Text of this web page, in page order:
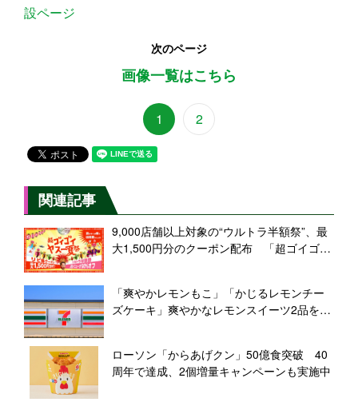
設ページ
次のページ
画像一覧はこちら
1 2
関連記事
9,000店舗以上対象の“ウルトラ半額祭”、最
大1,500円分のクーポン配布 「超ゴイゴイ
「爽やかレモンもこ」「かじるレモンチー
ズケーキ」爽やかなレモンスイーツ2品を発
ローソン「からあげクン」50億食突破 40
周年で達成、2個増量キャンペーンも実施中